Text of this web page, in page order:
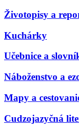
Životopisy a
Kuchárky
Učebnice a
Náboženstvo a
Mapy a
Cudzojazyčná